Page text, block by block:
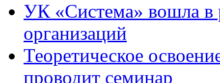
УК «Система» вошла в
организаций
Теоретическое
проводит семинар